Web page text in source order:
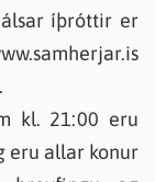
íþróttir er
kl. 21:00 eru
eru allar konur